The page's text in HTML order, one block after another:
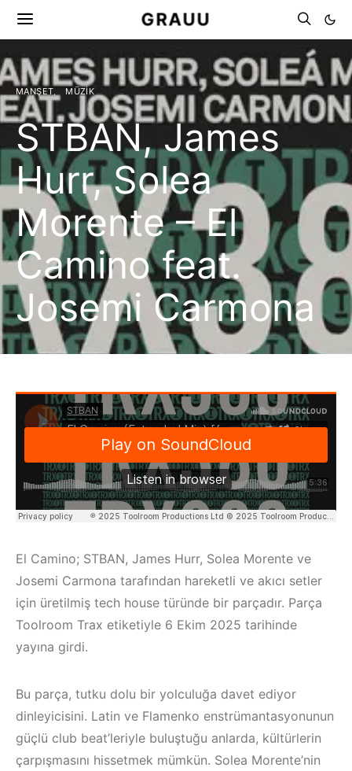
GRAUU
MANŞET MÜZIK
STBAN, James
Hurr, Solea
Morente – El
Camino feat.
Josemi Carmona
El Camino; STBAN, James Hurr, Solea Morente ve
Josemi Carmona tarafından hareketli ve akıcı setler
için üretilmiş tech house türünde bir parçadır. Parça
Toolroom Trax etiketiyle 6 Ekim 2025 tarihinde
yayına girdi.
Bu parça, tutku dolu bir yolculuğa davet ediyor
dinleyicisini. Latin ve Flamenko enstrümantasyonunun
güçlü club beat’leriyle buluştuğu anlarda, kültürlerin
çarpışmasını hissetmek mümkün. Solea Morente’nin